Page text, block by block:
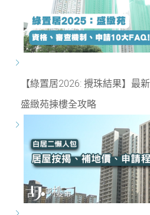
【綠置居2026: 攪珠結果】最
盛緻苑揀樓全攻略